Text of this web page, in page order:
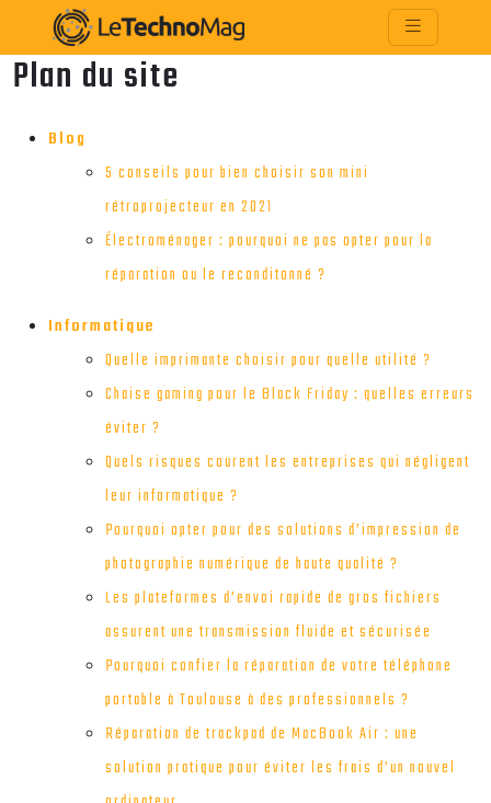
Plan du site
Blog
5 conseils pour bien choisir son mini
rétroprojecteur en 2021
Électroménager : pourquoi ne pas opter pour la
réparation ou le reconditonné ?
Informatique
Quelle imprimante choisir pour quelle utilité ?
Chaise gaming pour le Black Friday : quelles erreurs
éviter ?
Quels risques courent les entreprises qui négligent
leur informatique ?
Pourquoi opter pour des solutions d’impression de
photographie numérique de haute qualité ?
Les plateformes d’envoi rapide de gros fichiers
assurent une transmission fluide et sécurisée
Pourquoi confier la réparation de votre téléphone
portable à Toulouse à des professionnels ?
Réparation de trackpad de MacBook Air : une
solution pratique pour éviter les frais d’un nouvel